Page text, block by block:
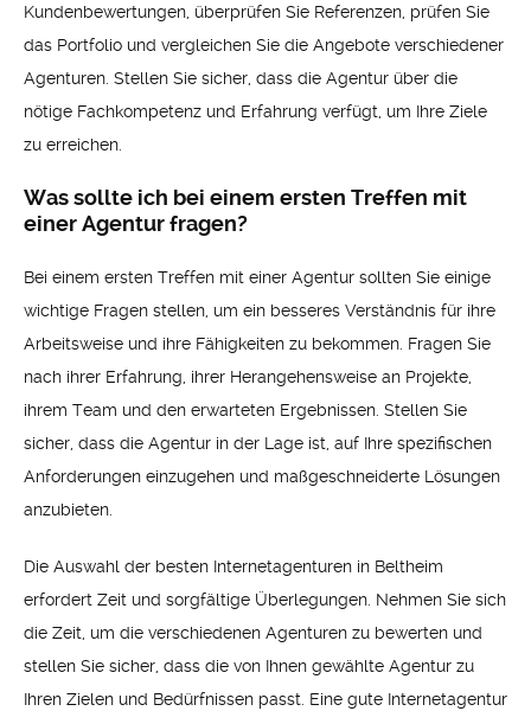
Kundenbewertungen, überprüfen Sie Referenzen, prüfen Sie
das Portfolio und vergleichen Sie die Angebote verschiedener
Agenturen. Stellen Sie sicher, dass die Agentur über die
nötige Fachkompetenz und Erfahrung verfügt, um Ihre Ziele
zu erreichen.
Was sollte ich bei einem ersten Treffen mit
einer Agentur fragen?
Bei einem ersten Treffen mit einer Agentur sollten Sie einige
wichtige Fragen stellen, um ein besseres Verständnis für ihre
Arbeitsweise und ihre Fähigkeiten zu bekommen. Fragen Sie
nach ihrer Erfahrung, ihrer Herangehensweise an Projekte,
ihrem Team und den erwarteten Ergebnissen. Stellen Sie
sicher, dass die Agentur in der Lage ist, auf Ihre spezifischen
Anforderungen einzugehen und maßgeschneiderte Lösungen
anzubieten.
Die Auswahl der besten Internetagenturen in Beltheim
erfordert Zeit und sorgfältige Überlegungen. Nehmen Sie sich
die Zeit, um die verschiedenen Agenturen zu bewerten und
stellen Sie sicher, dass die von Ihnen gewählte Agentur zu
Ihren Zielen und Bedürfnissen passt. Eine gute Internetagentur